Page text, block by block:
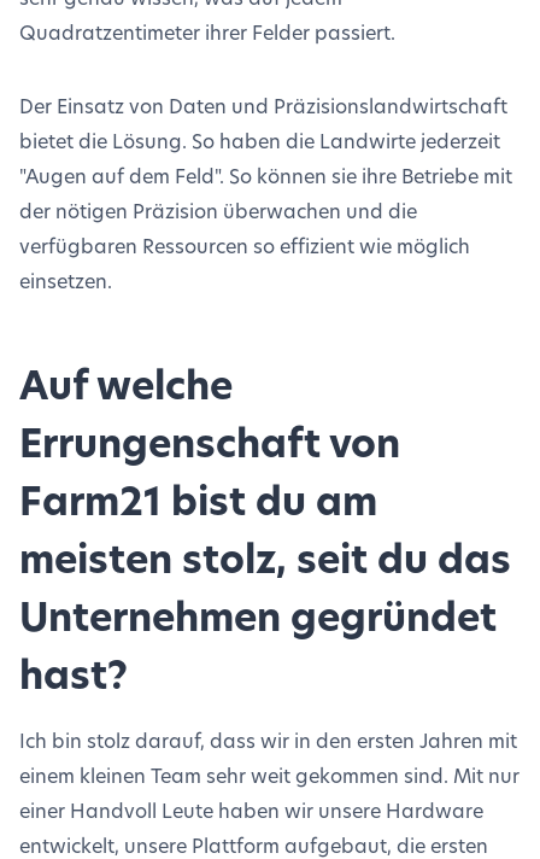
Quadratzentimeter ihrer Felder passiert.
Der Einsatz von Daten und Präzisionslandwirtschaft
bietet die Lösung. So haben die Landwirte jederzeit
"Augen auf dem Feld". So können sie ihre Betriebe mit
der nötigen Präzision überwachen und die
verfügbaren Ressourcen so effizient wie möglich
einsetzen.
Auf welche
Errungenschaft von
Farm21 bist du am
meisten stolz, seit du das
Unternehmen gegründet
hast?
Ich bin stolz darauf, dass wir in den ersten Jahren mit
einem kleinen Team sehr weit gekommen sind. Mit nur
einer Handvoll Leute haben wir unsere Hardware
entwickelt, unsere Plattform aufgebaut, die ersten